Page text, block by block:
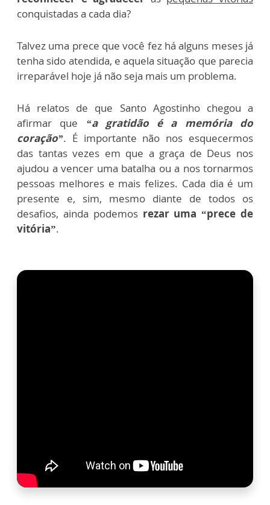
conquistadas a cada dia?
Talvez uma prece que você fez há alguns meses já
tenha sido atendida, e aquela situação que parecia
irreparável hoje já não seja mais um problema.
Há relatos de que Santo Agostinho chegou a
afirmar que “a gratidão é a memória do
coração”. É importante não nos esquecermos
das tantas vezes em que a graça de Deus nos
ajudou a vencer uma batalha ou a nos tornarmos
pessoas melhores e mais felizes. Cada dia é um
presente e, sim, mesmo diante de todos os
desafios, ainda podemos rezar uma “prece de
vitória”.